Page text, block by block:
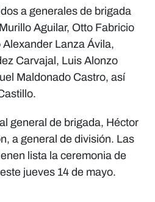
a generales de brigada
Aguilar, Otto Fabricio
Lanza Ávila,
Carvajal, Luis Alonzo
Maldonado Castro, así
general de brigada, Héctor
a general de división. Las
lista la ceremonia de
jueves 14 de mayo.